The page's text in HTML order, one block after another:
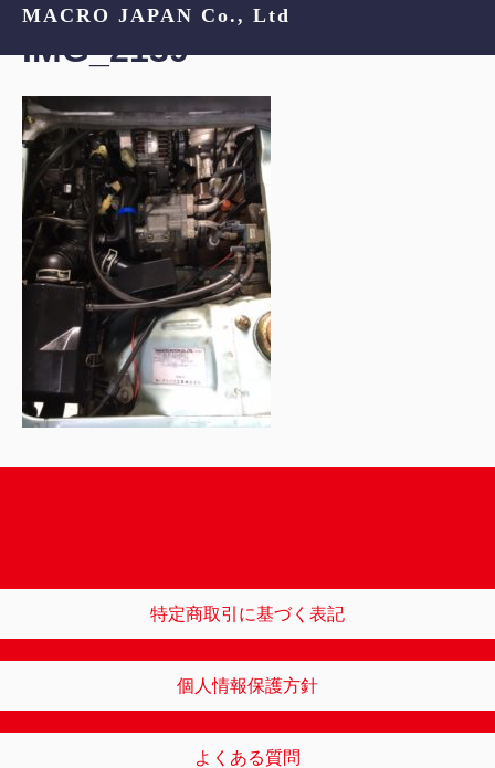
MACRO JAPAN Co., Ltd
IMG_2139
特定商取引に基づく表記
個人情報保護方針
よくある質問